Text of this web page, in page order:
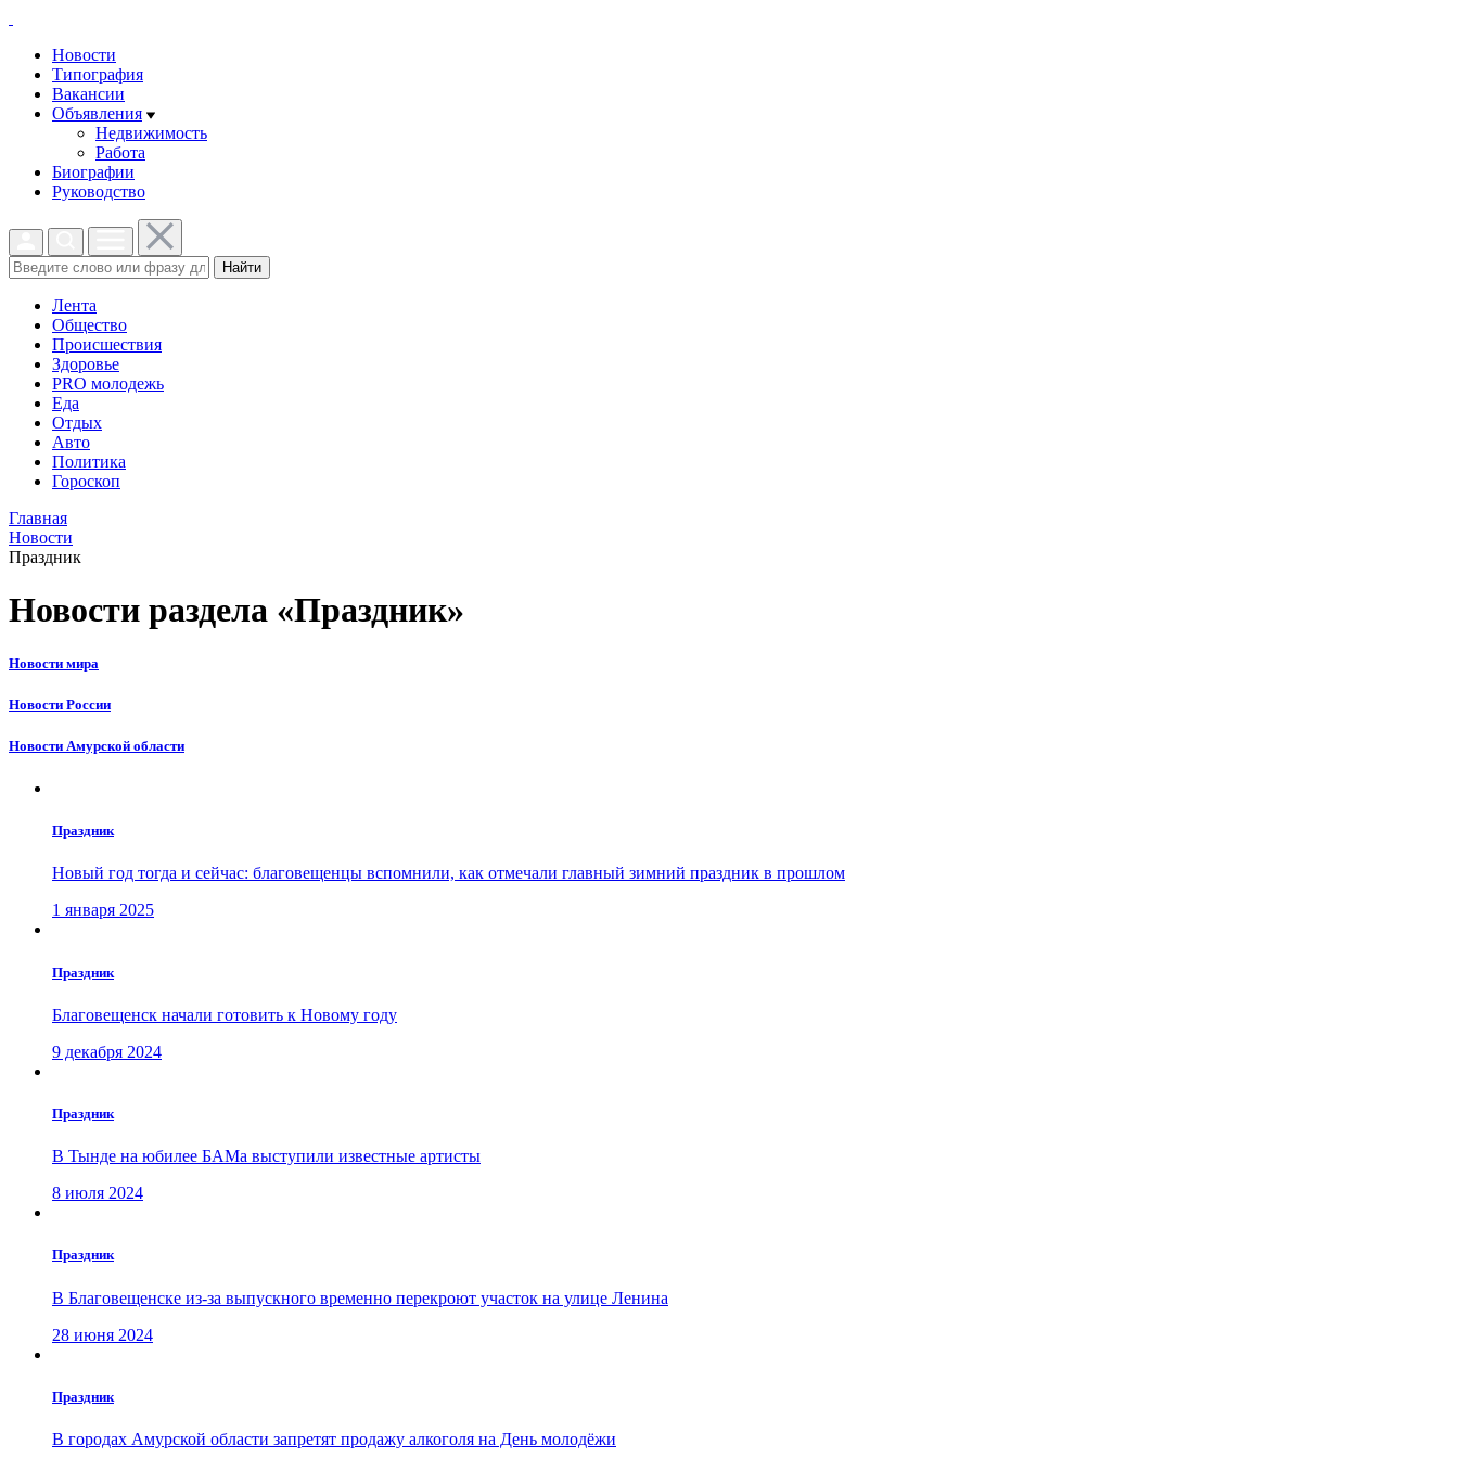
Новости
Типография
Вакансии
Объявления
Недвижимость
Работа
Биографии
Руководство
Найти
Лента
Общество
Происшествия
Здоровье
PRO молодежь
Еда
Отдых
Авто
Политика
Гороскоп
Главная
Новости
Праздник
Новости раздела «Праздник»
Новости мира
Новости России
Новости Амурской области
Праздник
Новый год тогда и сейчас: благовещенцы вспомнили, как отмечали главный зимний праздник в прошлом
1 января 2025
Праздник
Благовещенск начали готовить к Новому году
9 декабря 2024
Праздник
В Тынде на юбилее БАМа выступили известные артисты
8 июля 2024
Праздник
В Благовещенске из-за выпускного временно перекроют участок на улице Ленина
28 июня 2024
Праздник
В городах Амурской области запретят продажу алкоголя на День молодёжи